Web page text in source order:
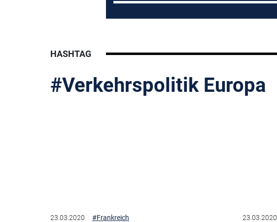
HASHTAG
#Verkehrspolitik Europa
23.03.2020 #Frankreich 23.03.2020